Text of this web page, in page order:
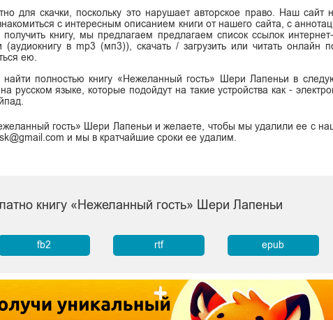
для скачки, поскольку это нарушает авторское право. Наш сайт
с интересным описанием книги от нашего сайта, с
книгу, мы предлагаем предлагаем список ссылок
в mp3 (мп3)), скачать / загрузить или читать онлайн
ею.
найти полностью книгу «Нежеланный гость» Шери Лапеньи в
языке, которые подойдут на такие устройства как -
гость» Шери Лапеньи и желаете, чтобы мы удалили ее с
и мы в кратчайшие сроки ее удалим.
книгу «Нежеланный гость» Шери Лапеньи
fb2 rtf epub